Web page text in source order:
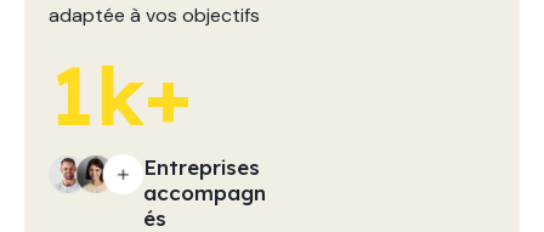
adaptée à vos objectifs
1k+
Entreprises
accompagn
és